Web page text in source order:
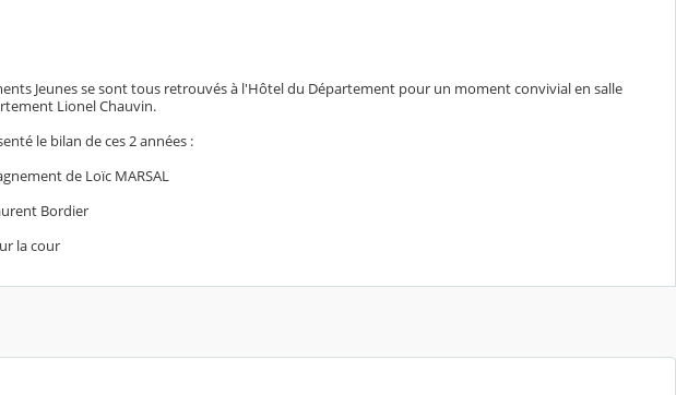
Jeunes se sont tous retrouvés à l'Hôtel du Département pour un moment convivial en salle
Lionel Chauvin.
le bilan de ces 2 années :
de Loïc MARSAL
Bordier
la cour